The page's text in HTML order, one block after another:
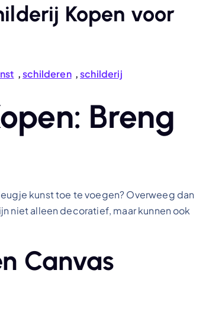
Kopen voor
,schilderen ,schilderij
Breng
kunst toe te voegen? Overweeg dan
niet alleen decoratief, maar kunnen ook
Canvas